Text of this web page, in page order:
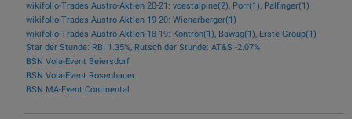
wikifolio-Trades Austro-Aktien 20-21: voestalpine(2), Porr(1), Palfinger(1)
wikifolio-Trades Austro-Aktien 19-20: Wienerberger(1)
wikifolio-Trades Austro-Aktien 18-19: Kontron(1), Bawag(1), Erste Group(1)
Star der Stunde: RBI 1.35%, Rutsch der Stunde: AT&S -2.07%
BSN Vola-Event Beiersdorf
BSN Vola-Event Rosenbauer
BSN MA-Event Continental